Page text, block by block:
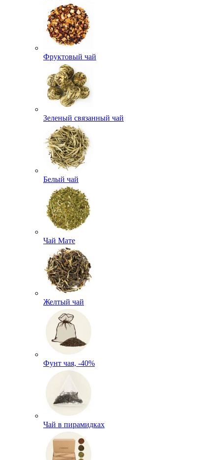
Фруктовый чай
Зеленый связанный чай
Белый чай
Чай Мате
Желтый чай
Фунт чая, -40%
Чай в пирамидках